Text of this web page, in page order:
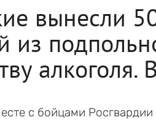
вынесли
из
алкоголя.
с бойцами